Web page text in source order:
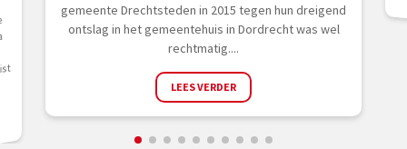
gemeente Drechtsteden in 2015 tegen hun dreigend
ontslag in het gemeentehuis in Dordrecht was wel
rechtmatig....
LEES VERDER